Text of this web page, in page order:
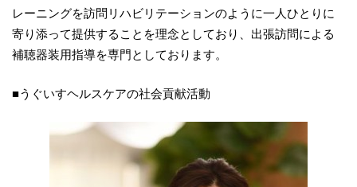
レーニングを訪問リハビリテーションのように一人ひとりに
寄り添って提供することを理念としており、出張訪問による
補聴器装用指導を専門としております。
■うぐいすヘルスケアの社会貢献活動